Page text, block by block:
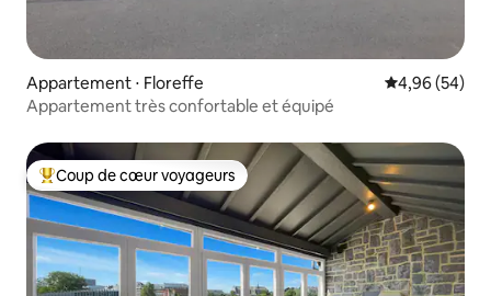
Appartement ⋅ Floreffe Évaluation
4,96 (54)
Appartement très confortable et équipé
Coups de cœur voyageurs les plus appréciés
Coup de cœur voyageurs